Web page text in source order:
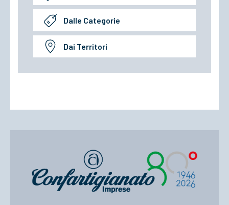
Dalle Categorie
Dai Territori